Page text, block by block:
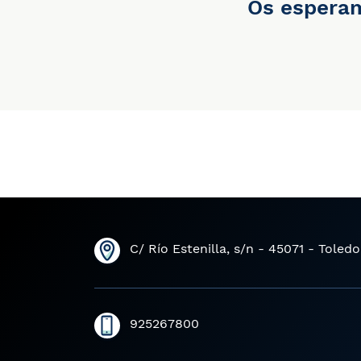
Os
C/ Río Estenilla, s/n - 45071 - Toledo
925267800